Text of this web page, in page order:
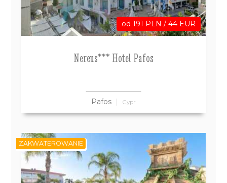
od 191 PLN / 44 EUR
Nereus*** Hotel Pafos
Pafos Cypr
ZAKWATEROWANIE